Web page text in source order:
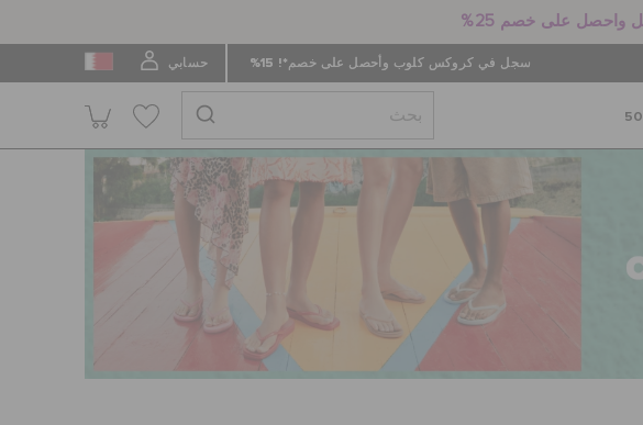
واحصل على خصم 25%
سجل في كروكس كلوب وأحصل على خصم*! 15% حسابي